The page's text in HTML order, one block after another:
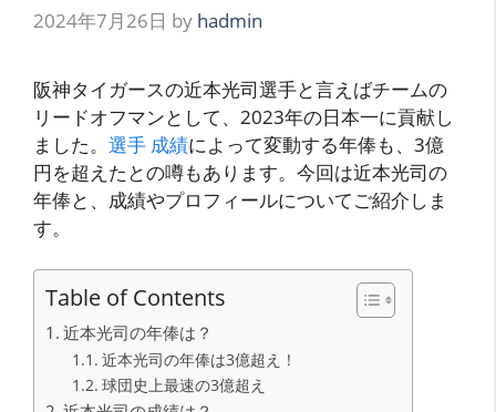
2024年7月26日 by hadmin
阪神タイガースの近本光司選手と言えばチームの
リードオフマンとして、2023年の日本一に貢献し
ました。 選手 成績によって変動する年俸も、3億
円を超えたとの噂もあります。今回は近本光司の
年俸と、成績やプロフィールについてご紹介しま
す。
Table of Contents
近本光司の年俸は？
近本光司の年俸は3億超え！
球団史上最速の3億超え